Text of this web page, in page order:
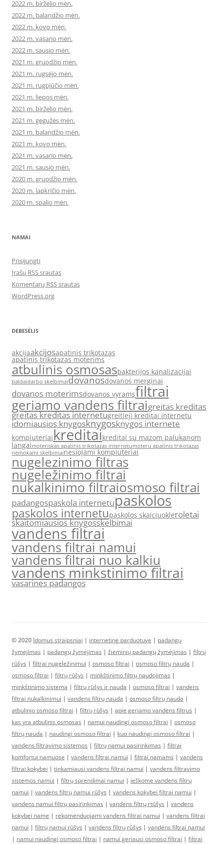
2022 m. birželio mėn.
2022 m. balandžio mėn.
2022 m. kovo mėn.
2022 m. vasario mėn.
2022 m. sausio mėn.
2021 m. gruodžio mėn.
2021 m. rugsėjo mėn.
2021 m. rugpjūčio mėn.
2021 m. liepos mėn.
2021 m. birželio mėn.
2021 m. gegužės mėn.
2021 m. balandžio mėn.
2021 m. kovo mėn.
2021 m. vasario mėn.
2021 m. sausio mėn.
2020 m. gruodžio mėn.
2020 m. lapkričio mėn.
2020 m. spalio mėn.
NAMAI
Prisijungti
Įrašų RSS srautas
Komentarų RSS srautas
WordPress.org
DEBESĖLIS
akcijaakcijosapatinis trikotazas
apatinis trikotazas moterims
atbulinis osmosasbakterijos kanalizacijai
baldaidarbo skelbimaidovanosdovanos merginai
dovanos moterimsdovanos vyramsfiltrai
geriamo vandens filtraigreitas kreditas
greitas kreditas internetugreitieji kreditai internetu
idomiausios knygosknygosknygos internete
kompiuteriaikreditaikreditai su mazom palukanom
langaimoteriskas apatinis trikotazas internetumoteru apatinis trikotazas
nemokami skelbimainesiojami kompiuteriai
nugelezinimo filtras
nugeležinimo filtrai
nukalkinimo filtraiosmoso filtrai
padangospaskola internetupaskolos
paskolos internetupaskolos skaiciuokleroletai
skaitomiausios knygosskelbimai
vandens filtrai
vandens filtrai namui
vandens filtrai nuo kalkiu
vandens minkstinimo filtrai
vasarines padangos
© 2020 Idomus straipsniai | internetine parduotuve | padangų
žymėjimas | padangų žymėjimas | žieminių padangų žymėjimas | filtrų
rūšys | filtrai nugeležinimui | osmoso filtrai | osmoso filtrų nauda |
osmoso filtrai | filtrų rūšys | minkštinimo filtrų naudojimas |
minkštinimo sistema | filtrų rūšys ir nauda | osmoso filtrai | vandens
filtrai nukalkinimui | vandens filtrų nauda | osmoso filtrų nauda |
atbulinio osmoso filtrai | filtrų rūšys | apie geriamo vandens filtrus |
kas yra atbulinis osmosas | namui naudingi osmoso filtrai | osmoso
filtrų nauda | naudingi osmoso filtrai | kuo naudingi osmoso filtrai |
vandens filtravimo sistemos | filtrų namui pasirinkimas | filtrai
komfortui namuose | vandens filtrai namui | filtrai namams | vandens
filtrai kokybei | tinkamiausi vandens filtrai namui | vandens filtravimo
sistemos namui | filtrų sprendimai namui | ieškome vandens filtrų
namui | vandens filtrų namui rūšys | vandens kokybei filtrai namui |
vandens namui filtrų pasirinkimas | vandens filtrų rtūšys | vandens
kokybei name | rekomenduojami vandens filtrai namui | vandens filtrai
namui | filtrų namui rūšys | vandens filtrų rūšys | vandens filtrai namui
| namui naudingi osmoso filtrai | namui geriausi osmoso filtrai | filtrai